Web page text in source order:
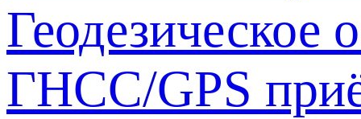
Геодезическое
ГНСС/GPS